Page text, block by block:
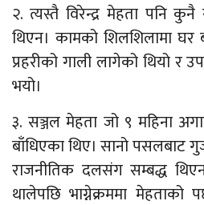
२. त्यस्तै विरेन्द्र मेहता पनि
थिएन। कामको शिलशिलामा घर
प्रहरीको गाली लागेको थियो र
भयो।
३. सञ्जल मेहता जो ९ महिना
बाँधिएका थिए। सानो पसलबाट
राजनीतिक दलसंग सम्बद्ध
थालेपछि भाग्नेक्रममा मेहताको